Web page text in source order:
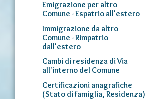
Emigrazione per altro
Comune - Espatrio all'estero
Immigrazione da altro
Comune - Rimpatrio
dall'estero
Cambi di residenza di Via
all'interno del Comune
Certificazioni anagrafiche
(Stato di famiglia, Residenza)